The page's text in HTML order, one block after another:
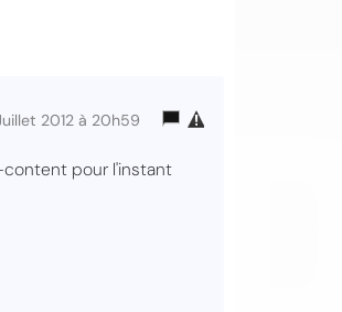
2012 à 20h59
content pour l'instant